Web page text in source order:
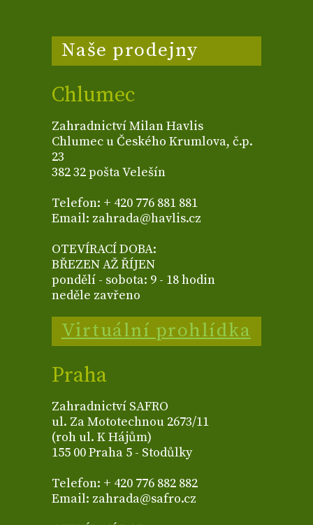
Naše prodejny
Chlumec
Zahradnictví Milan Havlis
Chlumec u Českého Krumlova, č.p.
23
382 32 pošta Velešín
Telefon: + 420 776 881 881
Email: zahrada@havlis.cz
OTEVÍRACÍ DOBA:
BŘEZEN AŽ ŘÍJEN
pondělí - sobota: 9 - 18 hodin
neděle zavřeno
Virtuální prohlídka
Praha
Zahradnictví SAFRO
ul. Za Mototechnou 2673/11
(roh ul. K Hájům)
155 00 Praha 5 - Stodůlky
Telefon: + 420 776 882 882
Email: zahrada@safro.cz